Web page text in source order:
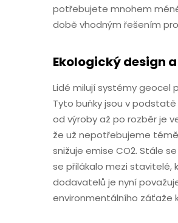
potřebujete mnohem
době vhodným řešením
Ekologický design
Lidé milují systémy geocel
Tyto buňky jsou v podstatě
od výroby až po rozběr je
že už nepotřebujeme
snižuje emise CO2. Stále
se přilákalo mezi stavitelé,
dodavatelů je nyní
environmentálního záťaže